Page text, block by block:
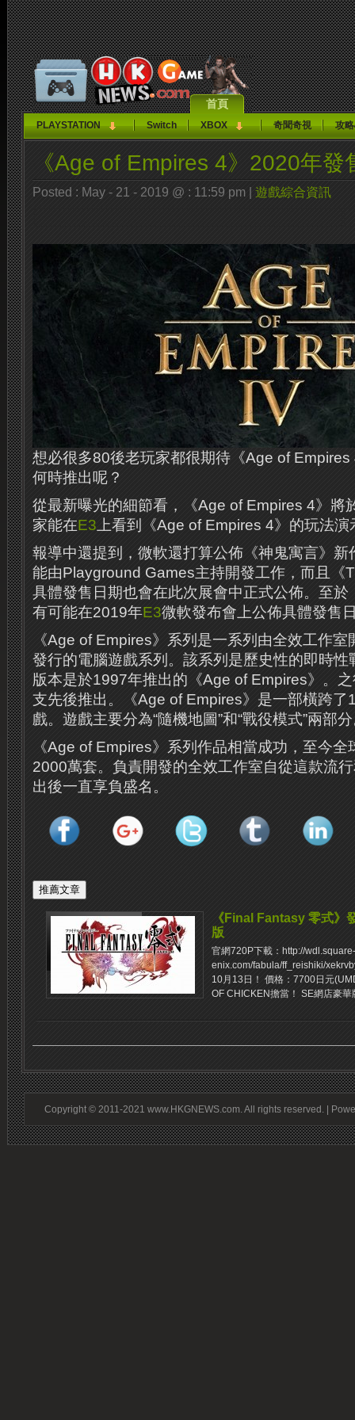
首頁
PLAYSTATION Switch XBOX 奇聞奇視 攻
《Age of Empires 4》2020年發
Posted : May - 21 - 2019 @ : 11:59 pm | 遊戲綜合資訊
想必很多80後老玩家都很期待《Age of
何時推出呢？
從最新曝光的細節看，《Age of Empires 4》將
家能在E3 上看到《Age of Empires 4》的玩法演
報導中還提到，微軟還打算公佈《神鬼寓言》新
能由Playground Games主持開發工作，而且《
具體發售日期也會在此次展會中正式公佈。至
有可能在2019年E3微軟發布會上公佈具體發售
《Age of Empires》系列是一系列由全效工作
發行的電腦遊戲系列。該系列是歷史性的即時性
版本是於1997年推出的《Age of Empires》。
支先後推出。《Age of Empires》是一部橫跨了
戲。遊戲主要分為“隨機地圖”和“戰役模式”兩部
《Age of Empires》系列作品相當成功，至今
2000萬套。負責開發的全效工作室自從這款流
出後一直享負盛名。
《Final Fantasy 零式》
版
官網720P下載：http://wdl.square-
enix.com/fabula/ff_reishiki/
10月13日！ 價格：7700日元
OF CHICKEN擔當！ SE網店豪華
Copyright © 2011-2021 www.HKGNEWS.com. All rights reserved. |